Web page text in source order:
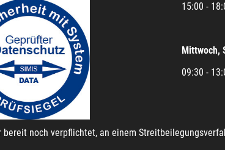
15:00 -
Mittwoch,
09:30 -
bereit noch verpflichtet, an einem